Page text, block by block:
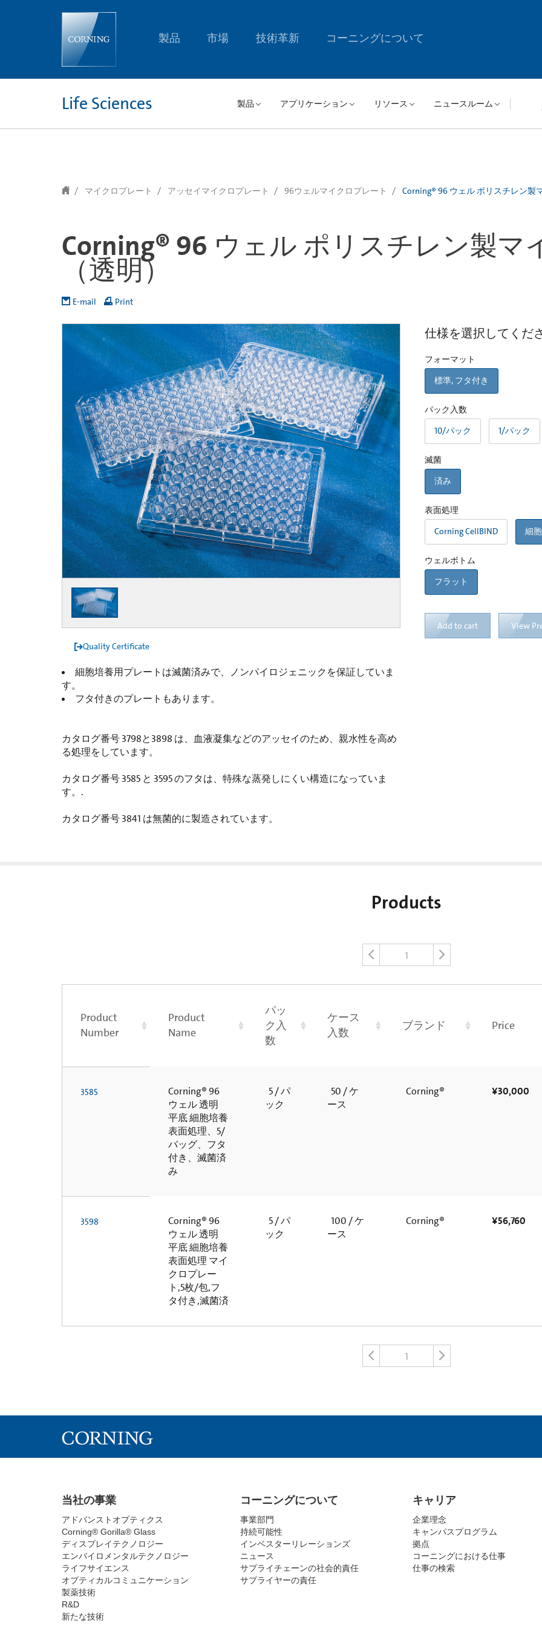
製品 市場 技術革新 コーニングについて
Life Sciences 製品 アプリケーション リソース ニュースルーム
マイクロプレート アッセイマイクロプレート 96ウェルマイクロプレート Corning® 96 ウェル ポリスチレン製
Corning® 96 ウェル ポリスチレン製マ
（透明）
E-mail Print
Quality Certificate
細胞培養用プレートは滅菌済みで、ノンパイロジェニックを保証していま
す。
フタ付きのプレートもあります。
カタログ番号 3798と3898 は、血液凝集などのアッセイのため、親水性を高め
る処理をしています。
カタログ番号 3585 と 3595 のフタは、特殊な蒸発しにくい構造になっていま
す。.
カタログ番号 3841 は無菌的に製造されています。
仕様を選択してくだ
フォーマット
標準, フタ付き
パック入数
10/パック
1/パック
滅菌
済み
表面処理
Corning CellBIND
細
ウェルボトム
フラット
Add to cart View
Products
1
Product
Number
Product
Name
パッ
ク入
数
ケース
入数
ブランド Price
3585
Corning® 96
ウェル 透明
平底 細胞培養
表面処理、5/
バッグ、フタ
付き、滅菌済
み
5 / パ
ック
50 / ケ
ース
Corning® ¥30,000
3598
Corning® 96
ウェル 透明
平底 細胞培養
表面処理 マイ
クロプレー
ト,5枚/包,フ
タ付き,滅菌済
5 / パ
ック
100 / ケ
ース
Corning® ¥56,760
1
当社の事業
アドバンストオプティクス
Corning® Gorilla® Glass
ディスプレイテクノロジー
エンバイロメンタルテクノロジー
ライフサイエンス
オプティカルコミュニケーション
製薬技術
R&D
新たな技術
コーニングについて
事業部門
持続可能性
インベスターリレーションズ
ニュース
サプライチェーンの社会的責任
サプライヤーの責任
キャリア
企業理念
キャンパスプログラム
拠点
コーニングにおける仕事
仕事の検索